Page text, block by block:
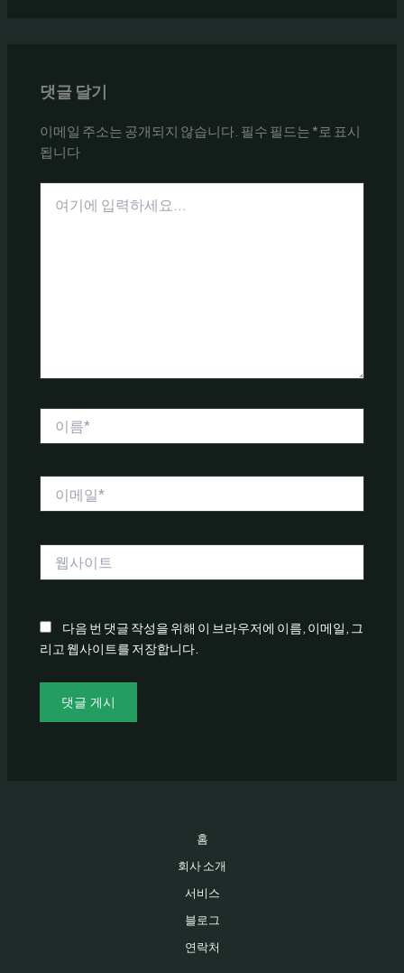
댓글 달기
이메일 주소는 공개되지 않습니다. 필수 필드는 *로 표시
됩니다
다음 번 댓글 작성을 위해 이 브라우저에 이름, 이메일, 그
리고 웹사이트를 저장합니다.
홈
회사 소개
서비스
블로그
연락처